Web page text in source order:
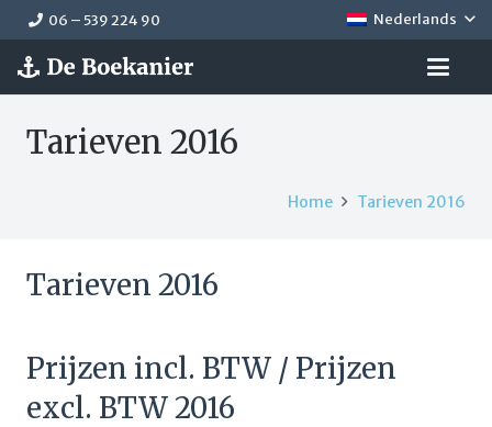
06 – 539 224 90 Nederlands
Tarieven 2016
Home Tarieven 2016
Tarieven 2016
Prijzen incl. BTW / Prijzen
excl. BTW 2016